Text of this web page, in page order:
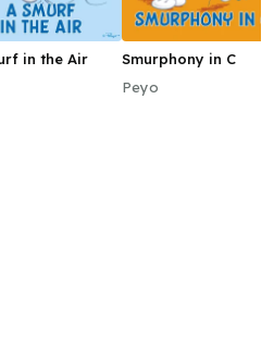
in the Air
Smurphony in C
Peyo